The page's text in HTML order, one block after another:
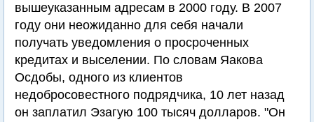
вышеуказанным адресам в 2000 году. В 2007
году они неожиданно для себя начали
получать уведомления о просроченных
кредитах и выселении. По словам Яакова
Осдобы, одного из клиентов
недобросовестного подрядчика, 10 лет назад
он заплатил Эзагую 100 тысяч долларов. "Он